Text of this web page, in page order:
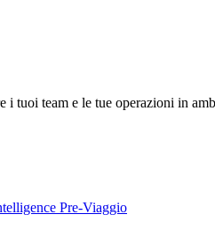
i tuoi team e le tue operazioni in
Pre-Viaggio